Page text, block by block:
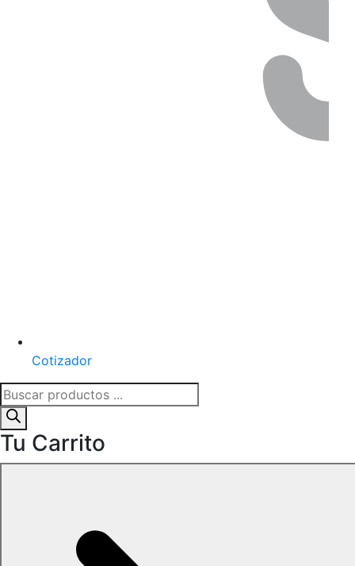
Cotizador
Búsqueda
de
productos
Tu Carrito